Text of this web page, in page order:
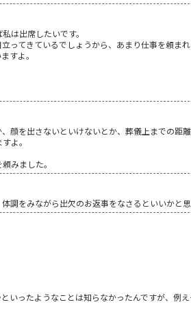
は出席したいです。
ってきているでしょうから、あまり仕事を頼ま
すよ。
顔を出さないといけないとか、葬儀上までの距
よ。
みました。
をみながら出欠のお返事をなさるといいかと思
ったようなことは知らなかったんですが、例